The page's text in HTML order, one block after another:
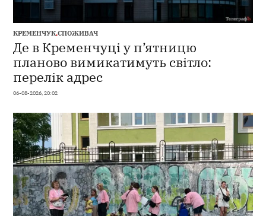
КРЕМЕНЧУК,СПОЖИВАЧ
Де в Кременчуці у п’ятницю
планово вимикатимуть світло:
перелік адрес
06-08-2026, 20:02